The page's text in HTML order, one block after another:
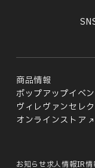
商品情報
ポップアップイベ
ヴィレヴァンセレ
オンラインストア
お知らせ求人情報IR情